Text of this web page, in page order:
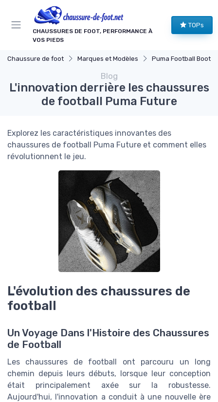
CHAUSSURES DE FOOT, PERFORMANCE À
VOS PIEDS
TOPs
Chaussure de foot Marques et Modèles Puma Football Boots
Blog
L'innovation derrière les chaussures
de football Puma Future
Explorez les caractéristiques innovantes des
chaussures de football Puma Future et comment elles
révolutionnent le jeu.
L'évolution des chaussures de
football
Un Voyage Dans l'Histoire des Chaussures
de Football
Les chaussures de football ont parcouru un long
chemin depuis leurs débuts, lorsque leur conception
était principalement axée sur la robustesse.
Aujourd'hui, l'innovation a conduit à une nouvelle ère
Panneau de gestion des cookies